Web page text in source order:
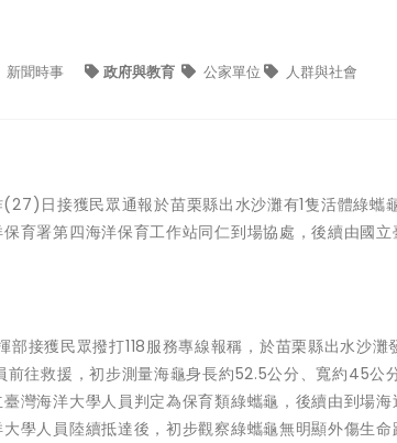
新聞時事 政府與教育 公家單位 人群與社會
日接獲民眾通報於苗栗縣出水沙灘有1隻活體綠蠵
育署第四海洋保育工作站同仁到場協處，後續由國
接獲民眾撥打118服務專線報稱，於苗栗縣出水沙灘
往救援，初步測量海龜身長約52.5公分、寬約45公
灣海洋大學人員判定為保育類綠蠵龜，後續由到場
學人員陸續抵達後，初步觀察綠蠵龜無明顯外傷生